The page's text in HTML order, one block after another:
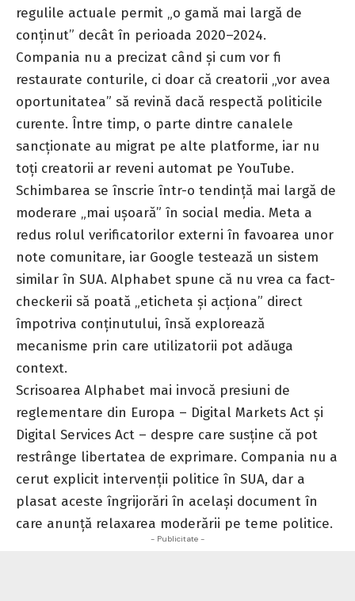
regulile actuale permit „o gamă mai largă de
conținut” decât în perioada 2020–2024.
Compania nu a precizat când și cum vor fi
restaurate conturile, ci doar că creatorii „vor avea
oportunitatea” să revină dacă respectă politicile
curente. Între timp, o parte dintre canalele
sancționate au migrat pe alte platforme, iar nu
toți creatorii ar reveni automat pe YouTube.
Schimbarea se înscrie într-o tendință mai largă de
moderare „mai ușoară” în social media. Meta a
redus rolul verificatorilor externi în favoarea unor
note comunitare, iar Google testează un sistem
similar în SUA. Alphabet spune că nu vrea ca fact-
checkerii să poată „eticheta și acționa” direct
împotriva conținutului, însă explorează
mecanisme prin care utilizatorii pot adăuga
context.
Scrisoarea Alphabet mai invocă presiuni de
reglementare din Europa – Digital Markets Act și
Digital Services Act – despre care susține că pot
restrânge libertatea de exprimare. Compania nu a
cerut explicit intervenții politice în SUA, dar a
plasat aceste îngrijorări în același document în
care anunță relaxarea moderării pe teme politice.
- Publicitate -